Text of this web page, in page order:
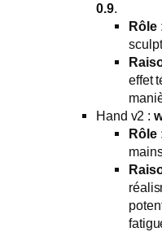
0.9.
Rôle
effet
Hand v2 :
Rôle